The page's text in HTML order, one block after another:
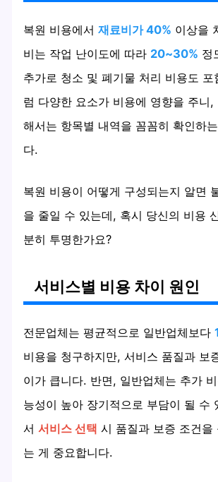
복원 비용에서재료비가 40% 이상을
비는 작업 난이도에 따라 20~30% 정
추가로 청소 및 폐기물 처리 비용도 포
럼 다양한 요소가 비용에 영향을 주니,
해서는 항목별 내역을 꼼꼼히 확인하
다.
복원 비용이 어떻게 구성되는지 알면
을 줄일 수 있는데, 혹시 당신의 비용
분히 투명한가요?
서비스별 비용 차이 원인
전문업체는 평균적으로 일반업체보다
비용을 청구하지만, 서비스 품질과 보
이가 큽니다. 반면, 일반업체는 추가
능성이 높아 장기적으로 부담이 될 수
서서비스 선택 시 품질과 보증 조건을
는 게 중요합니다.